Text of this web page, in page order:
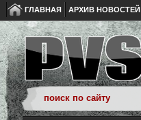
ГЛАВНАЯ АРХИВ НОВОСТЕЙ